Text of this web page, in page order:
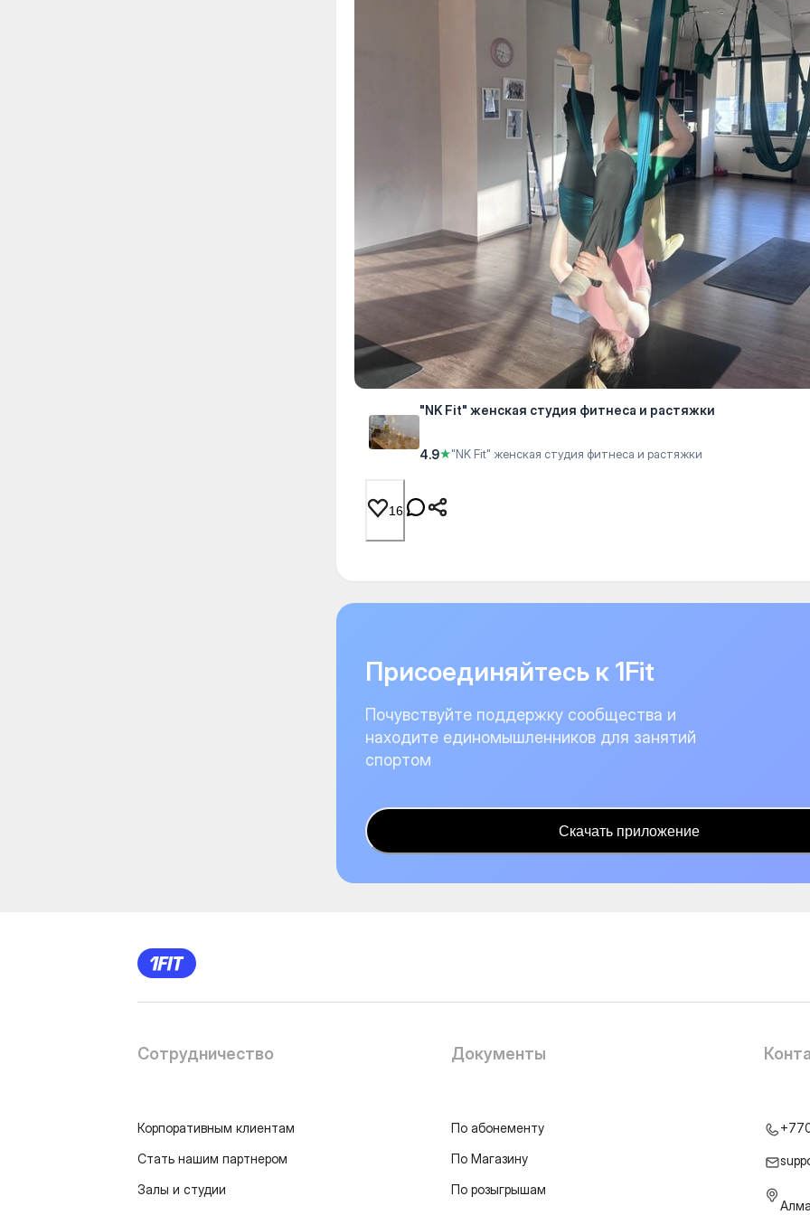
"NK Fit" женская студия фитнеса и растяжки
4.9★"NK Fit" женская студия фитнеса и растяжки
16
Присоединяйтесь к 1Fit
Почувствуйте поддержку сообщества и
находите единомышленников для занятий
спортом
Скачать приложение
Сотрудничество
Корпоративным клиентам
Стать нашим партнером
Залы и студии
Документы
По абонементу
По Магазину
По розыгрышам